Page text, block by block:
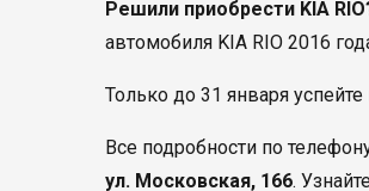
Решили приобрести KIA
автомобиля KIA RIO 2016
Только до 31 января
Все подробности по
ул. Московская, 166.